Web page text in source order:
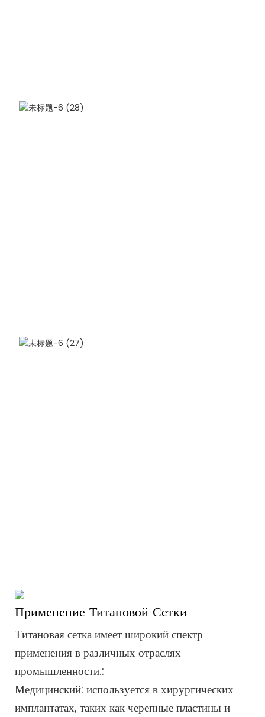
Применение Титановой Сетки
Титановая сетка имеет широкий спектр
применения в различных отраслях
промышленности.:
Медицинский: используется в хирургических
имплантатах, таких как черепные пластины и